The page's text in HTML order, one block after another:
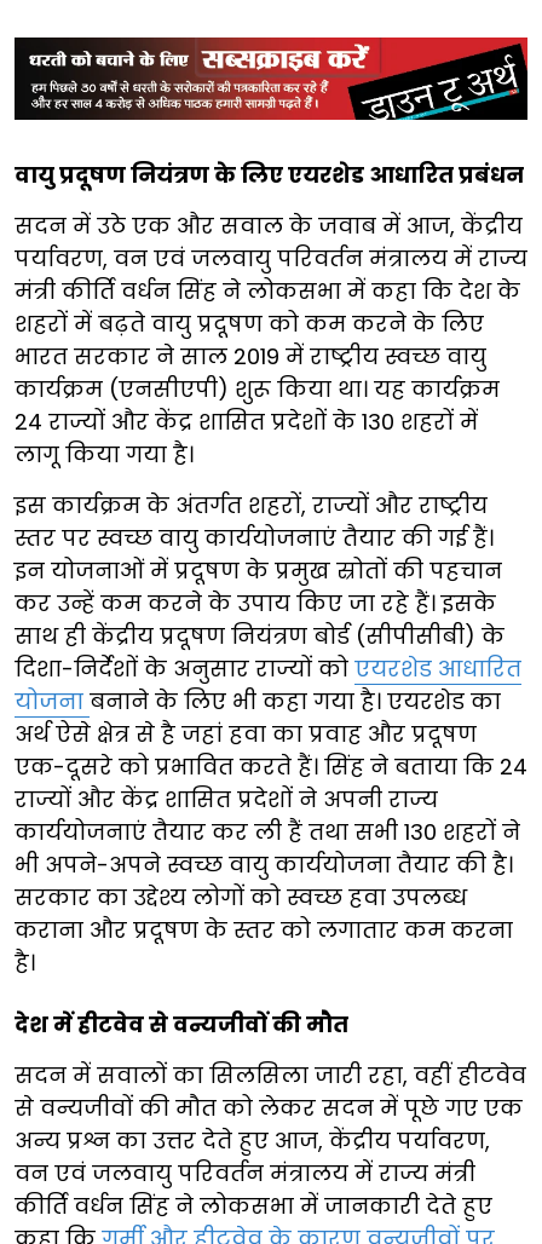
वायु प्रदूषण नियंत्रण के लिए एयरशेड आधारित प्रबंधन
सदन में उठे एक और सवाल के जवाब में आज, केंद्रीय
पर्यावरण, वन एवं जलवायु परिवर्तन मंत्रालय में राज्य
मंत्री कीर्ति वर्धन सिंह ने लोकसभा में कहा कि देश के
शहरों में बढ़ते वायु प्रदूषण को कम करने के लिए
भारत सरकार ने साल 2019 में राष्ट्रीय स्वच्छ वायु
कार्यक्रम (एनसीएपी) शुरू किया था। यह कार्यक्रम
24 राज्यों और केंद्र शासित प्रदेशों के 130 शहरों में
लागू किया गया है।
इस कार्यक्रम के अंतर्गत शहरों, राज्यों और राष्ट्रीय
स्तर पर स्वच्छ वायु कार्ययोजनाएं तैयार की गई हैं।
इन योजनाओं में प्रदूषण के प्रमुख स्रोतों की पहचान
कर उन्हें कम करने के उपाय किए जा रहे हैं। इसके
साथ ही केंद्रीय प्रदूषण नियंत्रण बोर्ड (सीपीसीबी) के
दिशा-निर्देशों के अनुसार राज्यों को एयरशेड आधारित
योजना बनाने के लिए भी कहा गया है। एयरशेड का
अर्थ ऐसे क्षेत्र से है जहां हवा का प्रवाह और प्रदूषण
एक-दूसरे को प्रभावित करते हैं। सिंह ने बताया कि 24
राज्यों और केंद्र शासित प्रदेशों ने अपनी राज्य
कार्ययोजनाएं तैयार कर ली हैं तथा सभी 130 शहरों ने
भी अपने-अपने स्वच्छ वायु कार्ययोजना तैयार की है।
सरकार का उद्देश्य लोगों को स्वच्छ हवा उपलब्ध
कराना और प्रदूषण के स्तर को लगातार कम करना
है।
देश में हीटवेव से वन्यजीवों की मौत
सदन में सवालों का सिलसिला जारी रहा, वहीं हीटवेव
से वन्यजीवों की मौत को लेकर सदन में पूछे गए एक
अन्य प्रश्न का उत्तर देते हुए आज, केंद्रीय पर्यावरण,
वन एवं जलवायु परिवर्तन मंत्रालय में राज्य मंत्री
कीर्ति वर्धन सिंह ने लोकसभा में जानकारी देते हुए